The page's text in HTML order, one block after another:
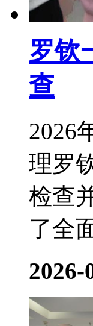
罗钦
查
2026
理罗
检查
了全
2026-